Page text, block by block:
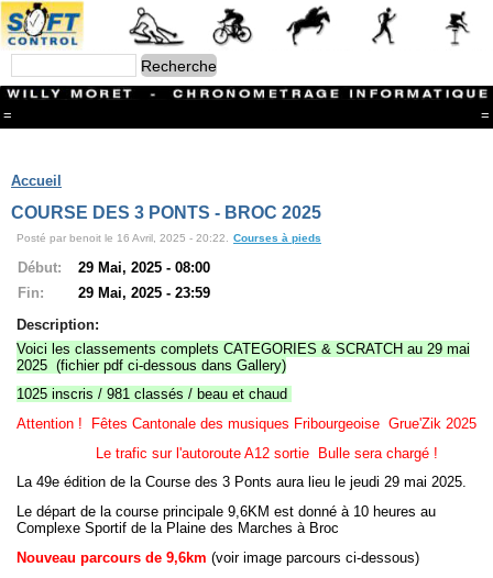
= =
Branches
CONTACT
Ski ALPIN
Triathlon
Ski Nordique
Courses à pieds
VTT
Athlétisme
Slalom In-Line
Caisse à savon
Coupe "Journal La Gruyère"
Hippisme
recherche
Accueil
COURSE DES 3 PONTS - BROC 2025
Posté par benoit le 16 Avril, 2025 - 20:22. Courses à pieds
Début:
29 Mai, 2025 - 08:00
Fin:
29 Mai, 2025 - 23:59
Description:
Voici les classements complets CATEGORIES & SCRATCH au 29 mai
2025 (fichier pdf ci-dessous dans Gallery)
1025 inscris / 981 classés / beau et chaud
Attention ! Fêtes Cantonale des musiques Fribourgeoise Grue'Zik 2025
Le trafic sur l'autoroute A12 sortie Bulle sera chargé !
La 49e édition de la Course des 3 Ponts aura lieu le jeudi 29 mai 2025.
Le départ de la course principale 9,6KM est donné à 10 heures au
Complexe Sportif de la Plaine des Marches à Broc
Nouveau parcours de 9,6km (voir image parcours ci-dessous)